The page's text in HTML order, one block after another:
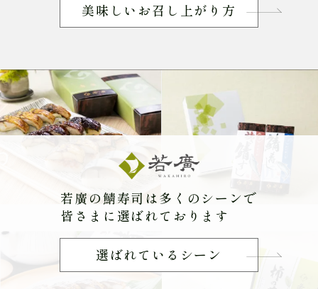
美味しいお召し上がり方
若廣の鯖寿司は多くのシーンで
皆さまに選ばれております
選ばれているシーン